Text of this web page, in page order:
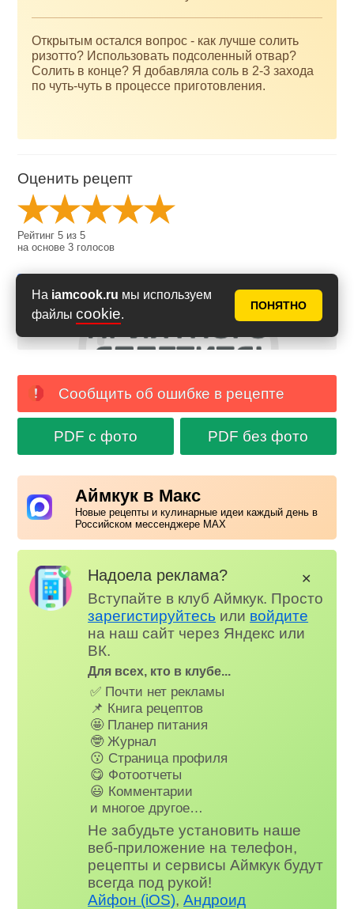
На iamcook.ru мы используем
файлы cookie.
ПОНЯТНО
Открытым остался вопрос - как лучше солить
ризотто? Использовать подсоленный отвар?
Солить в конце? Я добавляла соль в 2-3 захода
по чуть-чуть в процессе приготовления.
Оценить рецепт
Рейтинг5 из5
на основе3 голосов
Сообщить об ошибке в рецепте
PDF с фото PDF без фото
Аймкук в Макс
Новые рецепты и кулинарные идеи каждый день в
Российском мессенджере MAX
Надоела реклама?
Вступайте в клуб Аймкук. Просто
зарегистируйтесь или войдите
на наш сайт через Яндекс или
ВК.
Для всех, кто в клубе...
✅ Почти нет рекламы
📌 Книга рецептов
🤩 Планер питания
🤓 Журнал
😗 Страница профиля
😋 Фотоотчеты
😃 Комментарии
и многое другое…
Не забудьте установить наше
веб-приложение на телефон,
рецепты и сервисы Аймкук будут
всегда под рукой!
Айфон (iOS),Андроид
✕